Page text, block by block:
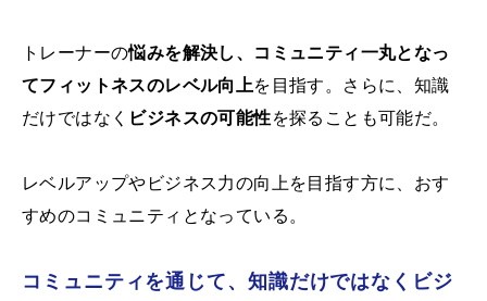
トレーナーの悩みを解決し、コミュニティ一丸となっ
てフィットネスのレベル向上を目指す。さらに、知識
だけではなく ビジネスの可能性を探ることも可能だ。
レベルアップやビジネス力の向上を目指す方に、おす
すめのコミュニティとなっている。
コミュニティを通じて、知識だけではなくビジ